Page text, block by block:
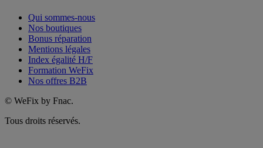
Qui sommes-nous
Nos boutiques
Bonus réparation
Mentions légales
Index égalité H/F
Formation WeFix
Nos offres B2B
© WeFix by Fnac.
Tous droits réservés.